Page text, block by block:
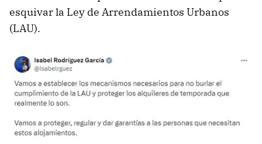
esquivar la Ley de Arrendamientos Urbanos
(LAU).